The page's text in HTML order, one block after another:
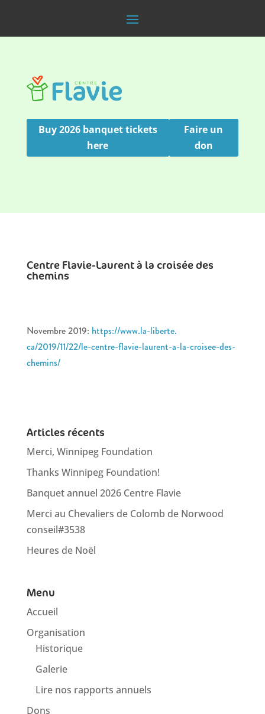
Buy 2026 banquet tickets
here
Faire un
don
Centre Flavie-Laurent à la croisée des
chemins
Novembre 2019: https://www.la-liberte.
ca/2019/11/22/le-centre-flavie-laurent-a-la-croisee-des-
chemins/
Articles récents
Merci, Winnipeg Foundation
Thanks Winnipeg Foundation!
Banquet annuel 2026 Centre Flavie
Merci au Chevaliers de Colomb de Norwood
conseil#3538
Heures de Noël
Menu
Accueil
Organisation
Historique
Galerie
Lire nos rapports annuels
Dons